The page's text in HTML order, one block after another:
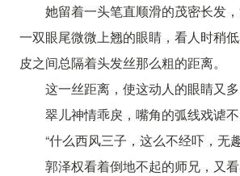
她留着一头笔直顺滑的茂密长发
一双眼尾微微上翘的眼睛，看人时稍
皮之间总隔着头发丝那么粗的距离。
这一丝距离，使这动人的眼睛又多
翠儿神情乖戾，嘴角的弧线戏谑不
“什么西风三子，这么不经吓，无
郭泽权看着倒地不起的师兄，又